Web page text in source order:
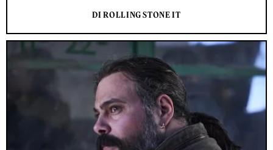
DI ROLLING STONE IT